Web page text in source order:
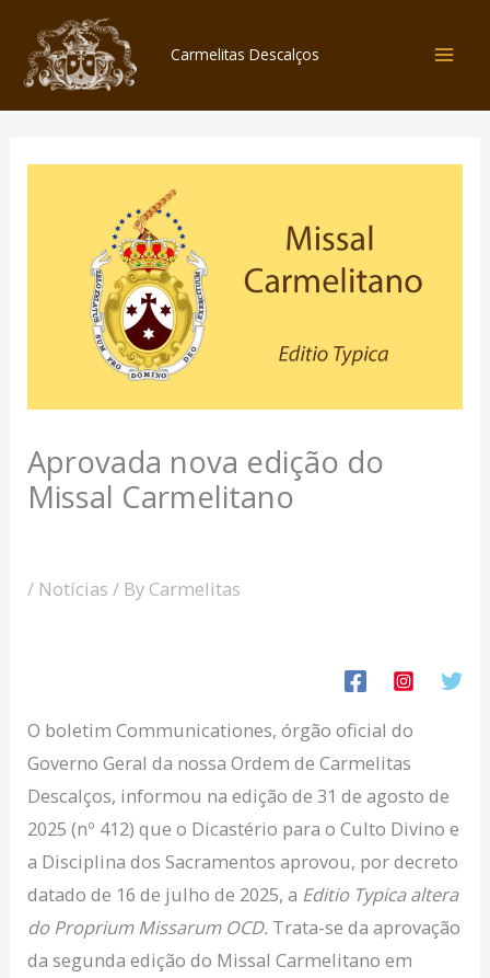
content
Carmelitas Descalços
Aprovada nova edição do
Missal Carmelitano
/ Notícias / By Carmelitas
O boletim Communicationes, órgão oficial do
Governo Geral da nossa Ordem de Carmelitas
Descalços, informou na edição de 31 de agosto de
2025 (nº 412) que o Dicastério para o Culto Divino e
a Disciplina dos Sacramentos aprovou, por decreto
datado de 16 de julho de 2025, a Editio Typica altera
do Proprium Missarum OCD. Trata-se da aprovação
da segunda edição do Missal Carmelitano em